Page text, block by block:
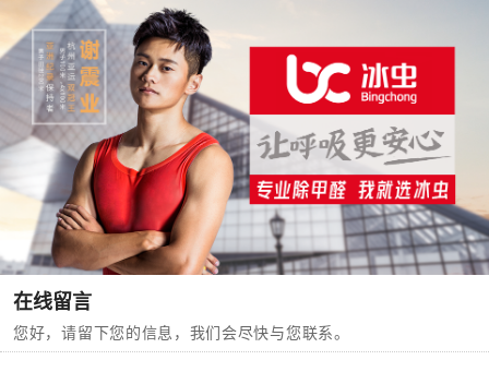
在线留言
您好，请留下您的信息，我们会尽快与您联系。